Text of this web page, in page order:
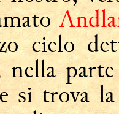
cielo
nella
si trova